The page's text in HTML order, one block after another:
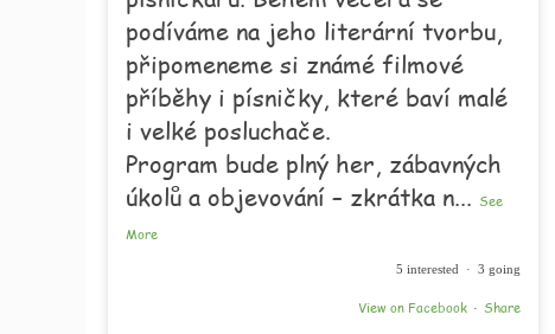
podíváme na jeho literární tvorbu,
připomeneme si známé filmové
příběhy i písničky, které baví malé
i velké posluchače.
Program bude plný her, zábavných
úkolů a objevování – zkrátka n... See
More
5 interested · 3 going
View on Facebook · Share